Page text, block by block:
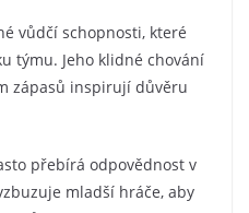
vůdčí schopnosti, které
týmu. Jeho klidné chování
zápasů inspirují důvěru
přebírá odpovědnost v
mladší hráče, aby